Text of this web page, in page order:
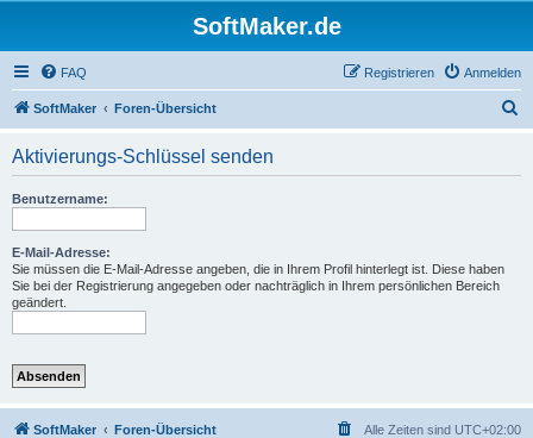
SoftMaker.de
FAQ Anmelden
Registrieren
SoftMaker Foren-Übersicht
Aktivierungs-Schlüssel senden
Benutzername:
E-Mail-Adresse:
Sie müssen die E-Mail-Adresse angeben, die in Ihrem Profil hinterlegt ist. Diese haben
Sie bei der Registrierung angegeben oder nachträglich in Ihrem persönlichen Bereich
geändert.
SoftMaker Foren-Übersicht Alle Zeiten sind UTC+02:00